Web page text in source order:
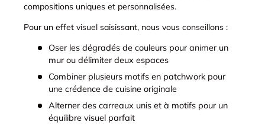
compositions uniques et personnalisées.
Pour un effet visuel saisissant, nous vous conseillons :
Oser les dégradés de couleurs pour animer un
mur ou délimiter deux espaces
Combiner plusieurs motifs en patchwork pour
une crédence de cuisine originale
Alterner des carreaux unis et à motifs pour un
équilibre visuel parfait